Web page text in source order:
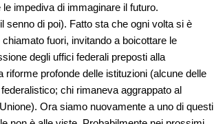
impediva di immaginare il futuro.
senno di poi). Fatto sta che ogni volta si è
fuori, invitando a boicottare le
degli uffici federali preposti alla
profonde delle istituzioni (alcune delle
chi rimaneva aggrappato al
Ora siamo nuovamente a uno di questi